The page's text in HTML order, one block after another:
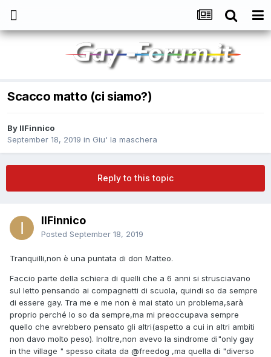
Scacco matto (ci siamo?)
By IlFinnico
September 18, 2019 in Giu' la maschera
Reply to this topic
IlFinnico
Posted September 18, 2019
Tranquilli,non è una puntata di don Matteo.
Faccio parte della schiera di quelli che a 6 anni si strusciavano
sul letto pensando ai compagnetti di scuola, quindi so da sempre
di essere gay. Tra me e me non è mai stato un problema,sarà
proprio perché lo so da sempre,ma mi preoccupava sempre
quello che avrebbero pensato gli altri(aspetto a cui in altri ambiti
non davo molto peso). Inoltre,non avevo la sindrome di"only gay
in the village " spesso citata da @freedog ,ma quella di "diverso